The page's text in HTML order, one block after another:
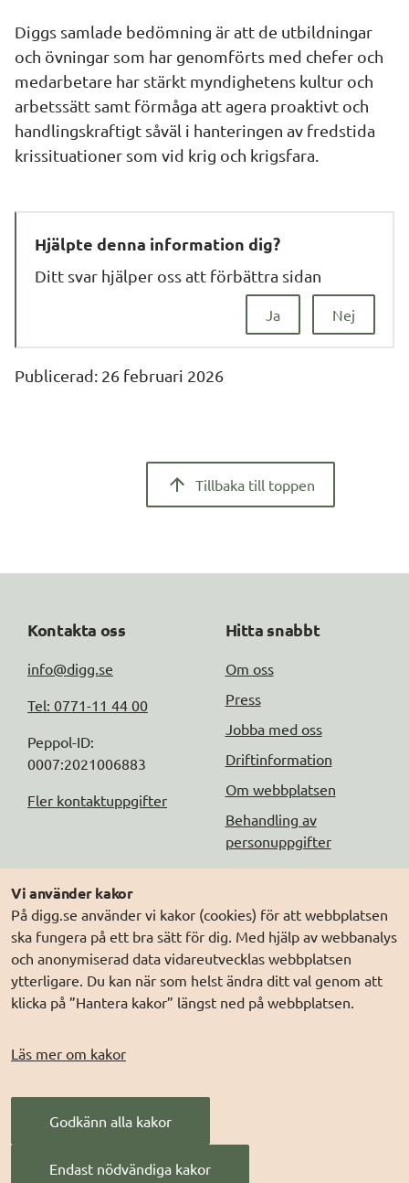
Vi använder kakor
På digg.se använder vi kakor (cookies) för att webbplatsen
ska fungera på ett bra sätt för dig. Med hjälp av webbanalys
och anonymiserad data vidareutvecklas webbplatsen
ytterligare. Du kan när som helst ändra ditt val genom att
klicka på ”Hantera kakor” längst ned på webbplatsen.
Läs mer om kakor
Godkänn alla kakor
Endast nödvändiga kakor
Diggs samlade bedömning är att de utbildningar
och övningar som har genomförts med chefer och
medarbetare har stärkt myndighetens kultur och
arbetssätt samt förmåga att agera proaktivt och
handlingskraftigt såväl i hanteringen av fredstida
krissituationer som vid krig och krigsfara.
Hjälpte denna information dig?
Nej
Ja
Ditt svar hjälper oss att förbättra sidan
Publicerad: 26 februari 2026
Tillbaka till toppen
Kontakta oss
info@digg.se
Tel: 0771-11 44 00
Peppol-ID:
0007:2021006883
Fler kontaktuppgifter
Hitta snabbt
Om oss
Press
Jobba med oss
Driftinformation
Om webbplatsen
Behandling av
personuppgifter
Följ oss
DIGG på
Prenumerera på nyheter
DIGG på
LinkedIn
DIGG på
PressMachine
DIGG på
Digg play
Elegitimation.se
Min myndighetspost
Sveriges dataportal
Sweden Connect
förvaltning